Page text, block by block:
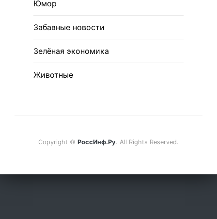
Юмор
Забавные новости
Зелёная экономика
Животные
Copyright © РоссИнф.Ру. All Rights Reserved.